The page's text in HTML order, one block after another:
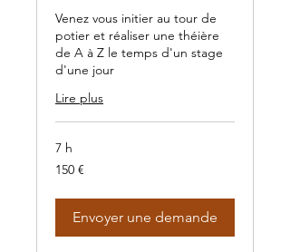
Venez vous initier au tour de
potier et réaliser une théière
de A à Z le temps d'un stage
d'une jour
Lire plus
7 h
150
euros
150 €
Envoyer une demande